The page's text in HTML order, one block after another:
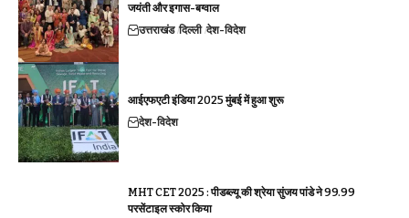
जयंती और इगास-बग्वाल
उत्तराखंड दिल्ली देश-विदेश
आईएफएटी इंडिया 2025 मुंबई में हुआ शुरू
देश-विदेश
MHT CET 2025 : पीडब्ल्यू की श्रेया सुंजय पांडे ने 99.99
परसेंटाइल स्कोर किया